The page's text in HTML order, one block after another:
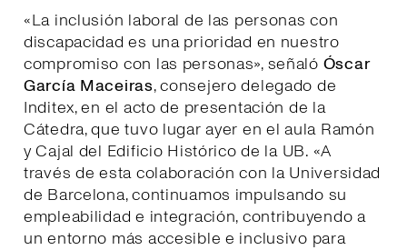
«La inclusión laboral de las personas con
discapacidad es una prioridad en nuestro
compromiso con las personas», señaló Óscar
García Maceiras, consejero delegado de
Inditex, en el acto de presentación de la
Cátedra, que tuvo lugar ayer en el aula Ramón
y Cajal del Edificio Histórico de la UB. «A
través de esta colaboración con la Universidad
de Barcelona, continuamos impulsando su
empleabilidad e integración, contribuyendo a
un entorno más accesible e inclusivo para